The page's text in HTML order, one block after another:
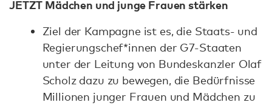
JETZT Mädchen und junge Frauen stärken
Ziel der Kampagne ist es, die Staats- und
Regierungschef*innen der G7-Staaten
unter der Leitung von Bundeskanzler Olaf
Scholz dazu zu bewegen, die Bedürfnisse
Millionen junger Frauen und Mädchen zu